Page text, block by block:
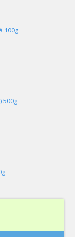
100g
500g